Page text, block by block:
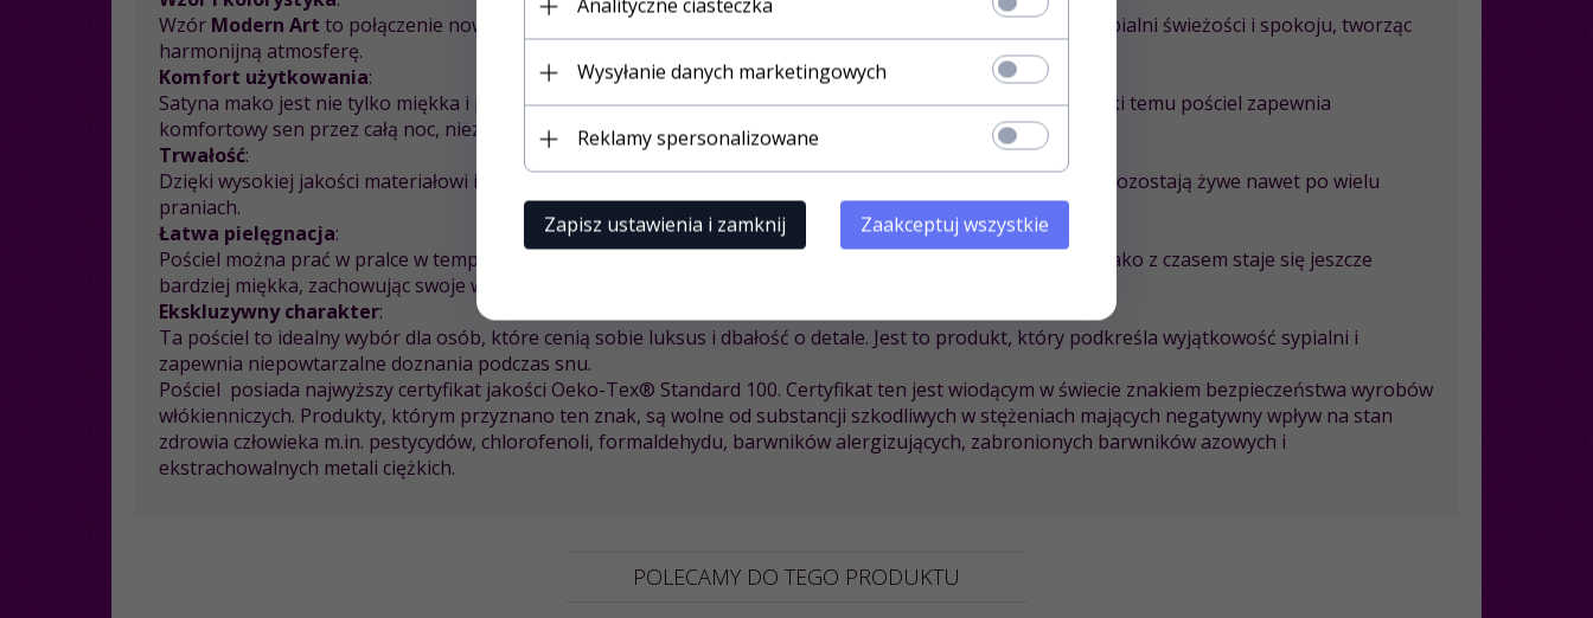
Wzór Modern Art to połączenie nowoczesnego designu z artystycznym sznytem. Kolor niebieskidodaje sypialni świeżości i spokoju, tworząc
harmonijną atmosferę.
Komfort użytkowania:
Satyna mako jest nie tylko miękka i przyjemna w dotyku, ale również przewiewna i przyjazna dla skóry. Dzięki temu pościel zapewnia
komfortowy sen przez całą noc, niezależnie od pory roku.
Trwałość:
Dzięki wysokiej jakości materiałowi i precyzyjnemu wykonaniu, pościel jest odporna na zużycie, a jej kolory pozostają żywe nawet po wielu
praniach.
Łatwa pielęgnacja:
Pościel można prać w pralce w temperaturze do 60°C, co ułatwia utrzymanie jej w idealnym stanie. Satyna mako z czasem staje się jeszcze
bardziej miękka, zachowując swoje właściwości przez długie lata.
Ekskluzywny charakter:
Ta pościel to idealny wybór dla osób, które cenią sobie luksus i dbałość o detale. Jest to produkt, który podkreśla wyjątkowość sypialni i
zapewnia niepowtarzalne doznania podczas snu.
Pościel posiada najwyższy certyfikat jakości Oeko-Tex® Standard 100. Certyfikat ten jest wiodącym w świecie znakiem bezpieczeństwa wyrobów
włókienniczych. Produkty, którym przyznano ten znak, są wolne od substancji szkodliwych w stężeniach mających negatywny wpływ na stan
zdrowia człowieka m.in. pestycydów, chlorofenoli, formaldehydu, barwników alergizujących, zabronionych barwników azowych i
ekstrachowalnych metali ciężkich.
POLECAMY DO TEGO PRODUKTU
Analityczne ciasteczka
Wysyłanie danych marketingowych
Reklamy spersonalizowane
Zapisz ustawienia i zamknij Zaakceptuj wszystkie